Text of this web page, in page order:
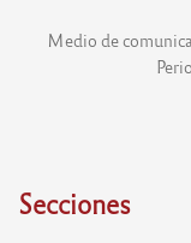
Medio de
Secciones